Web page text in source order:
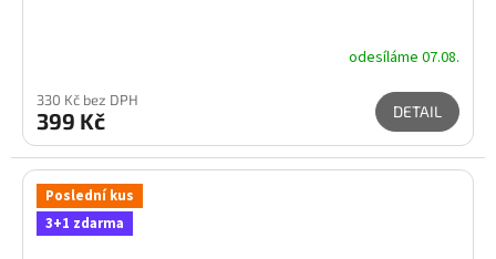
odesíláme 07.08.
330 Kč bez DPH
399 Kč DETAIL
Poslední kus
3+1 zdarma